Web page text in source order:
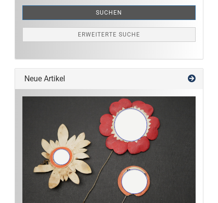
SUCHEN
ERWEITERTE SUCHE
Neue Artikel